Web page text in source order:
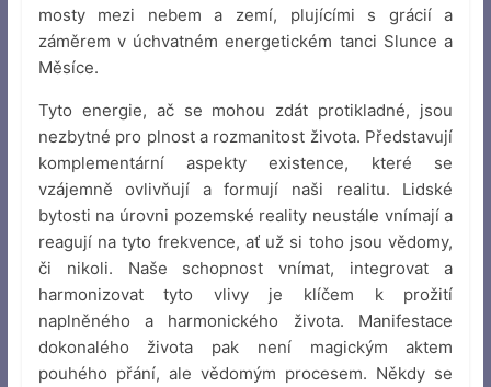
mosty mezi nebem a zemí, plujícími s grácií a
záměrem v úchvatném energetickém tanci Slunce a
Měsíce.
Tyto energie, ač se mohou zdát protikladné, jsou
nezbytné pro plnost a rozmanitost života. Představují
komplementární aspekty existence, které se
vzájemně ovlivňují a formují naši realitu. Lidské
bytosti na úrovni pozemské reality neustále vnímají a
reagují na tyto frekvence, ať už si toho jsou vědomy,
či nikoli. Naše schopnost vnímat, integrovat a
harmonizovat tyto vlivy je klíčem k prožití
naplněného a harmonického života. Manifestace
dokonalého života pak není magickým aktem
pouhého přání, ale vědomým procesem. Někdy se